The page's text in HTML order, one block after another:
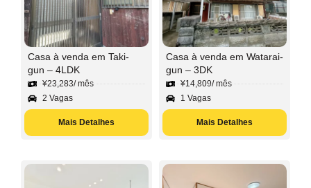
Casa à venda em Taki-
gun – 4LDK
¥23,283/ mês
2 Vagas
Mais Detalhes
Casa à venda em Watarai-
gun – 3DK
¥14,809/ mês
1 Vagas
Mais Detalhes